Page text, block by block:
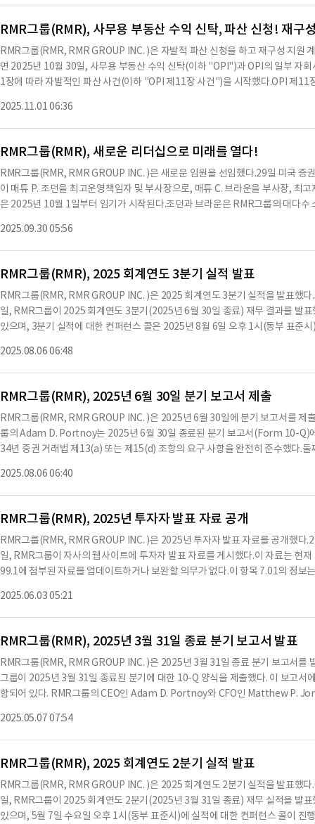
트 커뮤니티를 총 1억 4,700만 달러에 인수했으며, 이는 RMR의 Enhanced
한, RMR은 보스턴에 위치한 Vertex Pharmaceuticals의 본사에 대해 10억 달
를 성공적으로 수행했다.RMR의 자산 관리 규모는 약 390억 달러에 달하며,
서 활동하고 있다.RMR은 1986년에 설립되어 매사추세츠주 뉴턴에 본사를 두
을 보유하고 있으며, 이는 전략적 투자 및 기타 기회를 위한 자금으로 활용될 예
0월 27일 기준 주주에게 지급될 예정이다.RMR그룹의 재무 상태는 안정적이며
RMR그룹(RMR), 사무용 부동산 수익 신탁, 파산 신청! 재구
RMR그룹(RMR, RMR GROUP INC. )은 자발적 파산 신청을 하고 재구성 지원
면 2025년 10월 30일, 사무용 부동산 수익 신탁(이하 "OPI")과 OPI의 일부 자
1장에 따라 자발적인 파산 사건(이하 "OPI 제11장 사건")을 시작했다.OPI 제11
했다.RSA에 따라 RMR LLC는 OPI와의 새로운 사업 관리 계약 및 새로운 자산
I의 재구성 계획(이하 "계획")이 발효될 때 효력을 발생할 예정이다.관리 계약의
사업 관리 계약에 따라 첫 2년 동안 연간 1,400만 달러의 수수료를 지급받고,
와 5%의 건설 감독 수수료를 지급받게 된다.현재 OPI와 RMR LLC 간의 관리
MR LLC는 OPI의 사업을 정상적으로 관리할 예정이다.계획이 완료되면 RSA에
되어 OPI의 총 부채가 약 24억 달러에서 약 13억 달러로 대폭 감소할 예정이다
며, RSA와 관리 계약의 사본은 2025년 10월 31일 OPI가 미국 증권거래위원회
2025.11.01 06:36
RMR그룹(RMR), 새로운 리더십으로 미래를 열다!
RMR그룹(RMR, RMR GROUP INC. )은 새로운 임원을 선임했다.29일 미국
이 매튜 P. 조던을 최고운영책임자 및 부사장으로, 매튜 C. 브라운을 부사장, 최
은 2025년 10월 1일부터 임기가 시작된다.조던과 브라운은 RMR그룹의 대다
년부터 RMR그룹의 최고재무책임자 및 재무담당관으로 재직해왔으며, 2018년
1월부터 RMR LLC의 최고재무책임자 및 재무담당관으로, 2017년 10월부터는
재무책임자 및 재무담당관으로서 RMR그룹과 그 공공 고객에 영향을 미치는
025년 10월 1일부터 조던의 역할을 이어받게 된다.조던은 최고운영책임자로서
집중할 예정이다.조던은 2021년 1월부터 세븐 힐스 리얼티 트러스트와 산업 물
21년 9월까지 트레몬트 모기지 트러스트의 관리 신탁으로도 재직했다.브라운
재직 중이며, 2007년부터 RMR LLC 및 그 자회사에서 다양한 재무 및 회계 리
관리 기능을 감독하는 기존의 책임을 계속 수행할 예정이다
2025.09.30 05:56
RMR그룹(RMR), 2025 회계연도 3분기 실적 발표
RMR그룹(RMR, RMR GROUP INC. )은 2025 회계연도 3분기 실적을 발표했
일, RMR그룹이 2025 회계연도 3분기(2025년 6월 30일 종료) 재무 결과를 발
있으며, 3분기 실적에 대한 컨퍼런스 콜은 2025년 8월 6일 오후 1시(동부 표준
930만 달러로, RMR그룹에 귀속되는 순이익은 420만 달러, 즉 희석 주당 0.25
석 주당 0.28달러로 집계되었으며, 배당 가능한 수익은 1390만 달러, 즉 희석
달러, 조정된 EBITDA 마진은 43.5%로 기록됐다.RMR그룹은 최근 시카고 근
의 주거용 부동산 인수도 진행 중이다.이들 인수의 총 거래 가치는 약 1470만
은 1억 2100만 달러의 현금을 보유하고 있으며, 여러 사모 자본 투자 전략을 통
의 아담 포트노이 CEO는 "3분기 실적은 비용 통제 조치와 소네스타의 계절적
R그룹은 2025년 7월 21일 기준 주주에게 클래스 A 및 클래스 B-1 보통주에 대
2025.08.06 06:48
RMR그룹(RMR), 2025년 6월 30일 분기 보고서 제출
RMR그룹(RMR, RMR GROUP INC. )은 2025년 6월 30일에 분기 보고서를 제
룹의 Adam D. Portnoy는 2025년 6월 30일 종료된 분기 보고서(Form 10-Q)
34년 증권 거래법 제13(a) 또는 제15(d) 조항의 요구 사항을 완전히 준수했다.
용에 대해 책임을 진다.이 인증은 2025년 8월 5일에 이루어졌다.※ 본 컨텐츠는
요약이 컨텐츠 원문과 다를 수 있습니다. 해당 컨텐츠는 투자 참고용이며 투자를
2025.08.06 06:40
RMR그룹(RMR), 2025년 투자자 발표 자료 공개
RMR그룹(RMR, RMR GROUP INC. )은 2025년 투자자 발표 자료를 공개했다
일, RMR그룹이 자사의 웹사이트에 투자자 발표 자료를 게시했다.이 자료는 현
99.1에 첨부된 자료를 업데이트하거나 보완할 의무가 없다.이 항목 7.01의 정보
어떤 서류에도 참조로 포함되지 않는다.2025년 3월 31일 종료된 회계 분기 동
은 44,382천 달러, 인센티브 수익은 19천 달러, 자문 서비스 수익은 1,104천 달
5천 달러에 달한다.대출 투자에서의 순수익은 646천 달러, 임대 부동산 수익은
천 달러, 기타 재정 지원 비용은 97,349천 달러로 총 재정 지원 비용은 119,092
되며, 총 비용은 159,108천 달러로 운영 수익은 7,560천 달러에 달한다.RMR
천 달러이며, 총 부채는 234,816천 달러로 나타났다.총 자본은 414,925천 달러
40억 달러의 자산을 관리하고 있으며, 이는 2020년 이후 23% 증가한 수치이다
2025.06.03 05:21
RMR그룹(RMR), 2025년 3월 31일 종료 분기 보고서 발표
RMR그룹(RMR, RMR GROUP INC. )은 2025년 3월 31일 종료 분기 보고서를
그룹이 2025년 3월 31일 종료된 분기에 대한 10-Q 양식을 제출했다. 이 보고서
함되어 있다. RMR그룹의 CEO인 Adam D. Portnoy와 CFO인 Matthew P.
1일 기준으로 현금 및 현금 등가물로 137,186천 달러를 보유하고 있으며, 이는
치이다. RMR그룹은 또한 2025년 3월 31일 종료된 분기 동안 총 수익이
했다.RMR그룹은 관리 서비스 수익이 90,565천 달러로, 전년 동기 대비 3.2%
감소했다고 밝혔다. 또한, 대출 투자에서의 순수익은 1,192천 달러로 보고되었
MR그룹은 향후 자본 배분 전략을 통해 개인 자본 사업을 성장시키고, 운영 비용
함께, RMR그룹은 새로운 부동산 관련 투자 기금을 관리하고 공동 투자하여 수
정적이며, 향후 성장 가능성이 높다고 평가된다.※ 본 컨텐츠는 AI API를 이용하
2025.05.07 07:54
RMR그룹(RMR), 2025 회계연도 2분기 실적 발표
RMR그룹(RMR, RMR GROUP INC. )은 2025 회계연도 2분기 실적을 발표했
일, RMR그룹이 2025 회계연도 2분기(2025년 3월 31일 종료) 재무 실적을 발
있으며, 5월 7일 수요일 오후 1시(동부 표준시)에 실적에 대한 컨퍼런스 콜이